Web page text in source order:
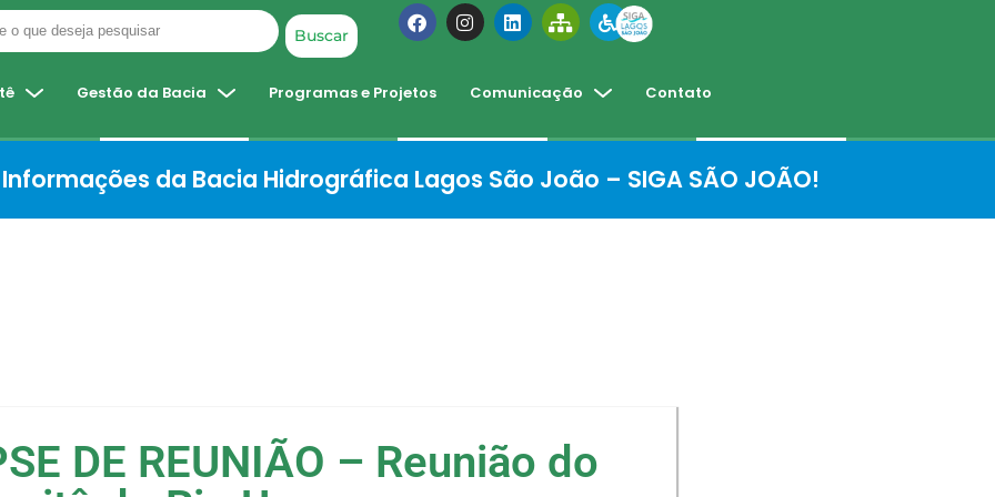
Buscar
Gestão da Bacia Programas e Projetos Comunicação Contato
da Bacia Hidrográfica Lagos São João – SIGA SÃO JOÃO!
DE REUNIÃO – Reunião do